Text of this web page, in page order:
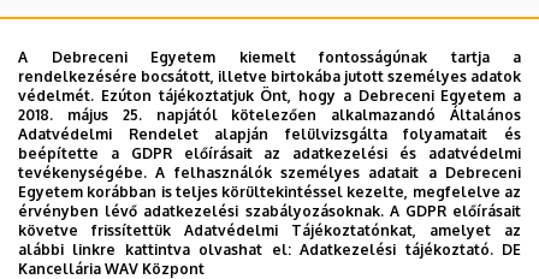
Intézet
A Debreceni Egyetem kiemelt fontosságúnak tartja a
rendelkezésére bocsátott, illetve birtokába jutott személyes adatok
védelmét. Ezúton tájékoztatjuk Önt, hogy a Debreceni Egyetem a
2018. május 25. napjától kötelezően alkalmazandó Általános
Adatvédelmi Rendelet alapján felülvizsgálta folyamatait és
beépítette a GDPR előírásait az adatkezelési és adatvédelmi
tevékenységébe. A felhasználók személyes adatait a Debreceni
Egyetem korábban is teljes körültekintéssel kezelte, megfelelve az
érvényben lévő adatkezelési szabályozásoknak. A GDPR előírásait
követve frissítettük Adatvédelmi Tájékoztatónkat, amelyet az
alábbi linkre kattintva olvashat el:Adatkezelési tájékoztató. DE
Kancellária WAV Központ